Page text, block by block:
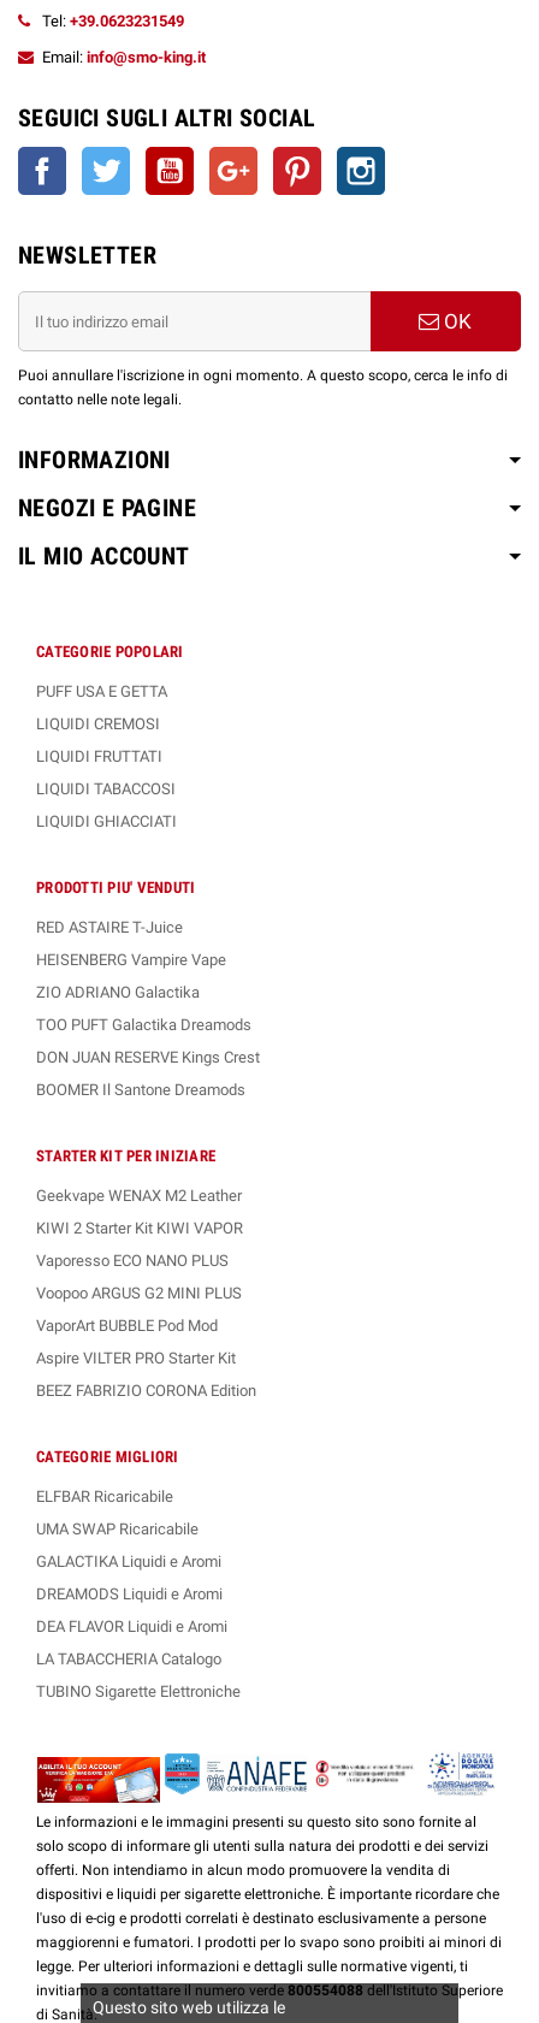
Tel: +39.0623231549
Email: info@smo-king.it
SEGUICI SUGLI ALTRI SOCIAL
Facebook Twitter YouTube Google+ Pinterest
NEWSLETTER
OK
Puoi annullare l'iscrizione in ogni momento. A questo scopo, cerca le info di
contatto nelle note legali.
INFORMAZIONI
NEGOZI E PAGINE
IL MIO ACCOUNT
CATEGORIE POPOLARI
PUFF USA E GETTA
LIQUIDI CREMOSI
LIQUIDI FRUTTATI
LIQUIDI TABACCOSI
LIQUIDI GHIACCIATI
PRODOTTI PIU' VENDUTI
RED ASTAIRE T-Juice
HEISENBERG Vampire Vape
ZIO ADRIANO Galactika
TOO PUFT Galactika Dreamods
DON JUAN RESERVE Kings Crest
BOOMER Il Santone Dreamods
STARTER KIT PER INIZIARE
Geekvape WENAX M2 Leather
KIWI 2 Starter Kit KIWI VAPOR
Vaporesso ECO NANO PLUS
Voopoo ARGUS G2 MINI PLUS
VaporArt BUBBLE Pod Mod
Aspire VILTER PRO Starter Kit
BEEZ FABRIZIO CORONA Edition
CATEGORIE MIGLIORI
ELFBAR Ricaricabile
UMA SWAP Ricaricabile
GALACTIKA Liquidi e Aromi
DREAMODS Liquidi e Aromi
DEA FLAVOR Liquidi e Aromi
LA TABACCHERIA Catalogo
TUBINO Sigarette Elettroniche
Le informazioni e le immagini presenti su questo sito sono fornite al
solo scopo di informare gli utenti sulla natura dei prodotti e dei servizi
offerti. Non intendiamo in alcun modo promuovere la vendita di
dispositivi e liquidi per sigarette elettroniche. È importante ricordare che
l'uso di e-cig e prodotti correlati è destinato esclusivamente a persone
maggiorenni e fumatori. I prodotti per lo svapo sono proibiti ai minori di
legge. Per ulteriori informazioni e dettagli sulle normative vigenti, ti
invitiamo a contattare il numero verde 800554088 dell'Istituto Superiore
di Sanità.Questo sito web utilizza le